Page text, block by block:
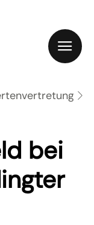
bei